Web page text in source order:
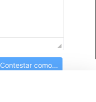
Contestar como...